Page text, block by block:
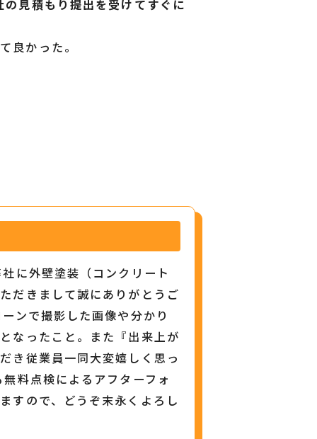
見積もり提出を受けてすぐに
良かった。
に外壁塗装（コンクリート
だきまして誠にありがとうご
ンで撮影した画像や分かり
なったこと。また『出来上が
き従業員一同大変嬉しく思っ
料点検によるアフターフォ
すので、どうぞ末永くよろし